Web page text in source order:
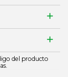
del producto